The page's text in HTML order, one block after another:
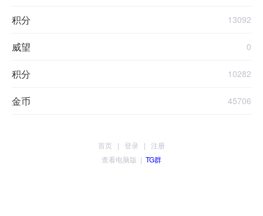
积分 13092
威望 0
积分 10282
金币 45706
首页 | 登录 | 注册
查看电脑版 | TG群